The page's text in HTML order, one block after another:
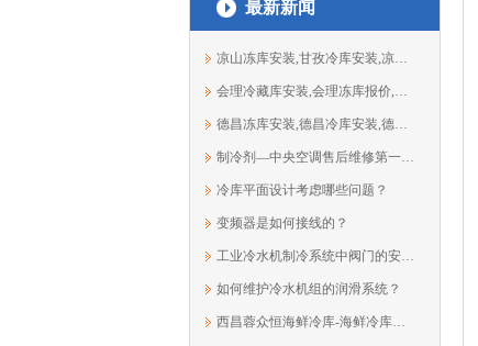
最新新闻
凉山冻库安装,甘孜冷库安装,凉山保鲜库...
会理冷藏库安装,会理冻库报价,会理冷库...
德昌冻库安装,德昌冷库安装,德昌保鲜库...
制冷剂—中央空调售后维修第一大元凶
冷库平面设计考虑哪些问题？
变频器是如何接线的？
工业冷水机制冷系统中阀门的安装步骤与...
如何维护冷水机组的润滑系统？
西昌蓉众恒海鲜冷库-海鲜冷库建造要素